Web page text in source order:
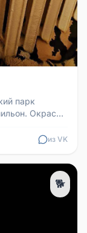
из VK
🐕